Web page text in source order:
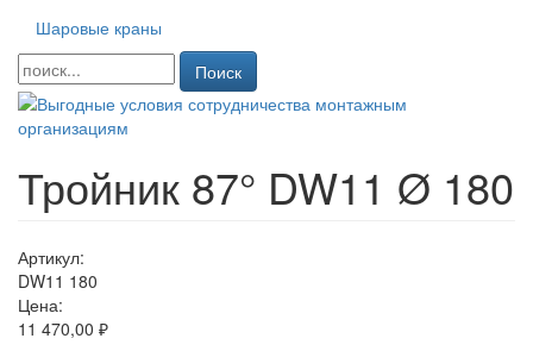
Шаровые краны
Поиск
Тройник 87° DW11 Ø 180
Артикул:
DW11 180
Цена:
11 470,00 ₽